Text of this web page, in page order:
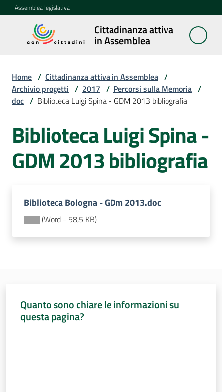
Vai al contenuto
Vai alla navigazione
Vai al footer
Assemblea legislativa
Cittadinanza attiva
in Assemblea
Cittadinanza
attiva in
Concittadini
Porte
aperte
in
Assemblea
itineranti
sulla
Home / Cittadinanza attiva in Assemblea /
Archivio progetti / 2017 / Percorsi sulla Memoria /
doc / Biblioteca Luigi Spina - GDM 2013 bibliografia
Biblioteca Luigi Spina -
GDM 2013 bibliografia
Biblioteca Bologna - GDm 2013.doc
(Word - 58,5 KB)
Quanto sono chiare le informazioni su
questa pagina?